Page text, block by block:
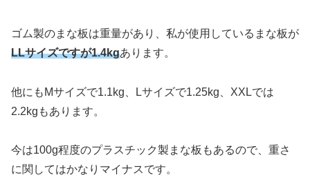
ゴム製のまな板は重量があり、私が使用しているまな板が
LLサイズですが1.4kgあります。
他にもMサイズで1.1kg、Lサイズで1.25kg、XXLでは
2.2kgもあります。
今は100g程度のプラスチック製まな板もあるので、重さ
に関してはかなりマイナスです。